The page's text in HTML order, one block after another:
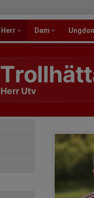
Herr Dam
Herr Utv